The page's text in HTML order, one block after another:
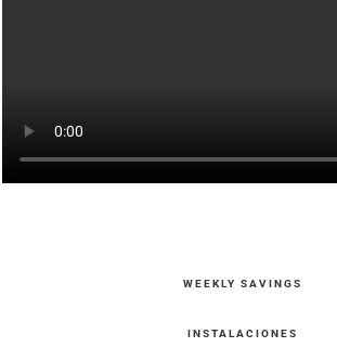
WEEKLY SAVINGS
INSTALACIONES